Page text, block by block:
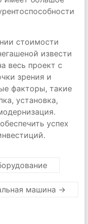
стоимости
извести
весь проект с
зрения и
факторы, такие
установка,
успех
машина →